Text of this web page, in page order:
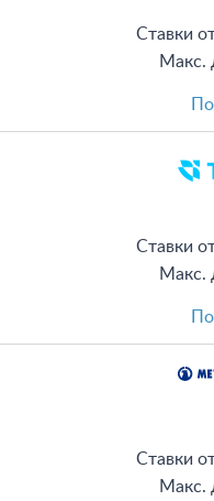
Ставки
Макс.
Ставки
Макс.
Ставки
Макс.